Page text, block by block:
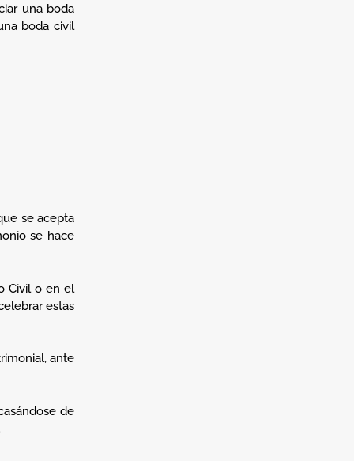
una boda
boda civil
se acepta
se hace
Civil o en el
estas
ante
de